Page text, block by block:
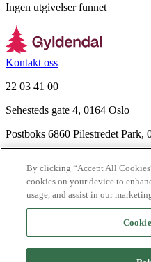
Ingen utgivelser funnet
Kontakt oss
22 03 41 00
Sehesteds gate 4, 0164 Oslo
Postboks 6860 Pilestredet Park,
Nyhetsbrev
Ledige stillinger
Send inn manus
By clicking “Accept All
cookies on your device to
usage, and assist in our